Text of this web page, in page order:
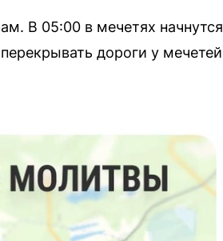
В 05:00 в мечетях начнутся
дороги у мечетей